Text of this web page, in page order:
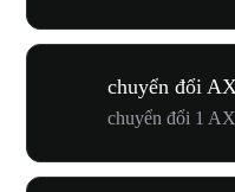
chuyển đổi
chuyển đổi 1